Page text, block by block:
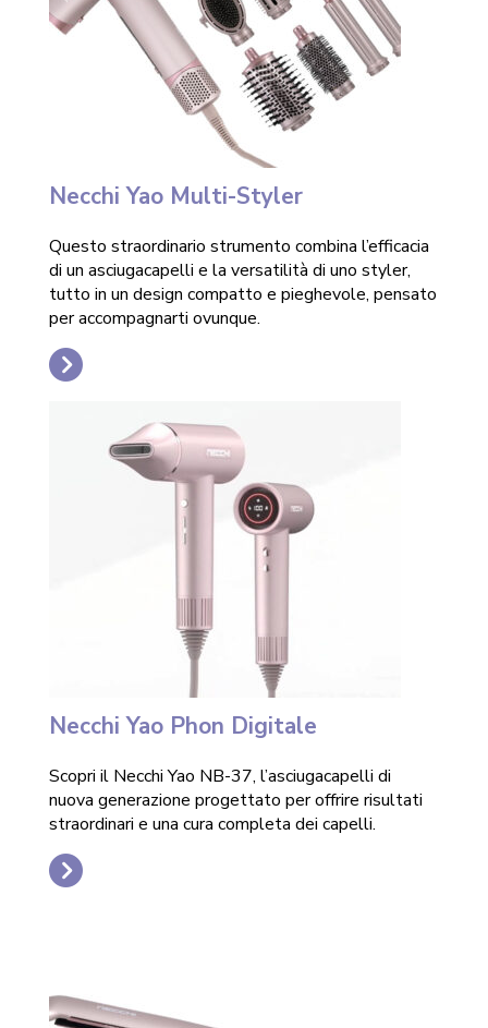
Necchi Yao Multi-Styler
Questo straordinario strumento combina l’efficacia
di un asciugacapelli e la versatilità di uno styler,
tutto in un design compatto e pieghevole, pensato
per accompagnarti ovunque.
Necchi Yao Phon Digitale
Scopri il Necchi Yao NB-37, l’asciugacapelli di
nuova generazione progettato per offrire risultati
straordinari e una cura completa dei capelli.